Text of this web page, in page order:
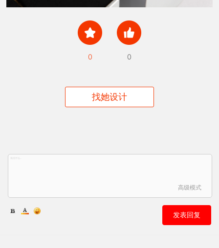
0 0
找她设计
高级模式
发表回复